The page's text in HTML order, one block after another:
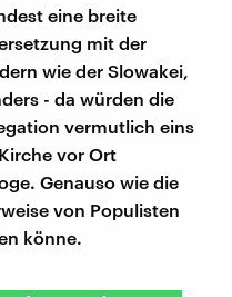
eine breite
mit der
wie der Slowakei,
- da würden die
vermutlich eins
vor Ort
Genauso wie die
von Populisten
könne.